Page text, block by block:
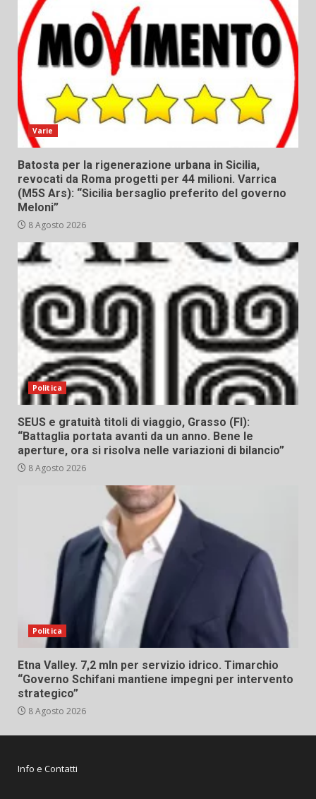
Varie
Batosta per la rigenerazione urbana in Sicilia,
revocati da Roma progetti per 44 milioni. Varrica
(M5S Ars): “Sicilia bersaglio preferito del governo
Meloni”
8 Agosto 2026
Politica
SEUS e gratuità titoli di viaggio, Grasso (FI):
“Battaglia portata avanti da un anno. Bene le
aperture, ora si risolva nelle variazioni di bilancio”
8 Agosto 2026
Politica
Etna Valley. 7,2 mln per servizio idrico. Timarchio
“Governo Schifani mantiene impegni per intervento
strategico”
8 Agosto 2026
Info e Contatti